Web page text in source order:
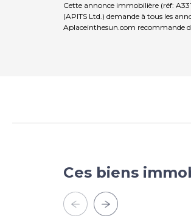
Cette annonce immobilière (réf:
(APITS Ltd.) demande à tous les
Aplaceinthesun.com recommande
Ces biens